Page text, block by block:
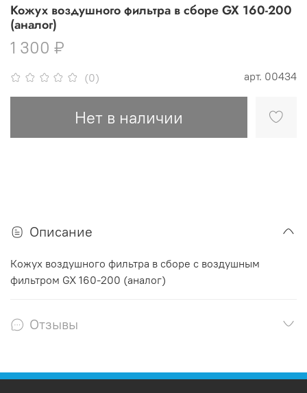
(0) арт. 00434
Кожух воздушного фильтра в сборе GX 160-200
(аналог)
1 300 ₽
Нет в наличии
Описание
Кожух воздушного фильтра в сборе с воздушным
фильтром GX 160-200 (аналог)
Отзывы